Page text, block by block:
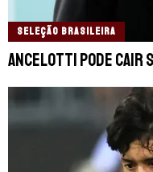
SELEÇÃO BRASILEIRA
Ancelotti pode cair